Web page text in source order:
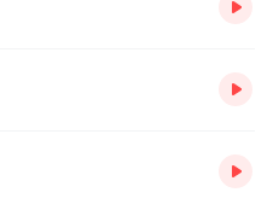
以彼姓》
以通过页面右上方按钮，分享至